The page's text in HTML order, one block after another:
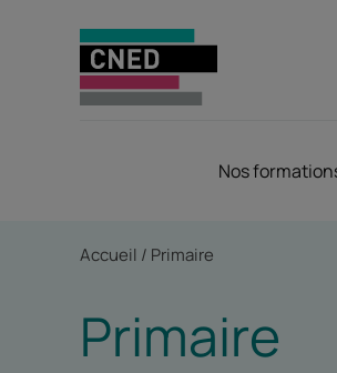
Nos
Accueil Primaire
Primaire